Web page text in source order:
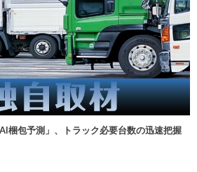
梱包予測」、トラック必要台数の迅速把握